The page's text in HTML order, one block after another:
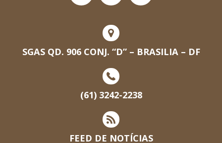
SGAS QD. 906 CONJ. “D” – BRASILIA – DF
(61) 3242-2238
FEED DE NOTÍCIAS